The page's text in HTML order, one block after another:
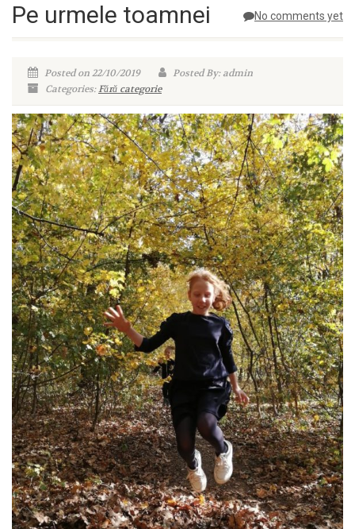
No comments yet
Pe urmele toamnei
Posted on 22/10/2019
Posted By: admin
Categories:Fără categorie